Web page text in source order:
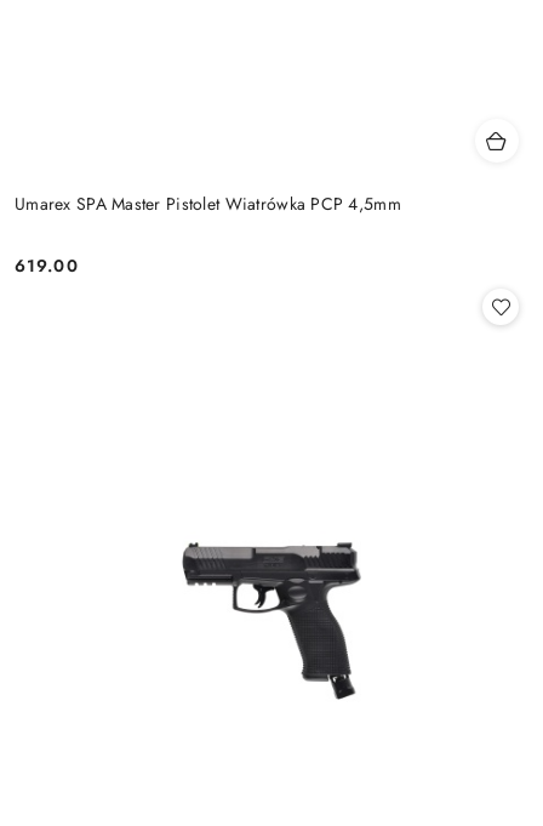
Umarex SPA Master Pistolet Wiatrówka PCP 4,5mm
Cena:
619.00